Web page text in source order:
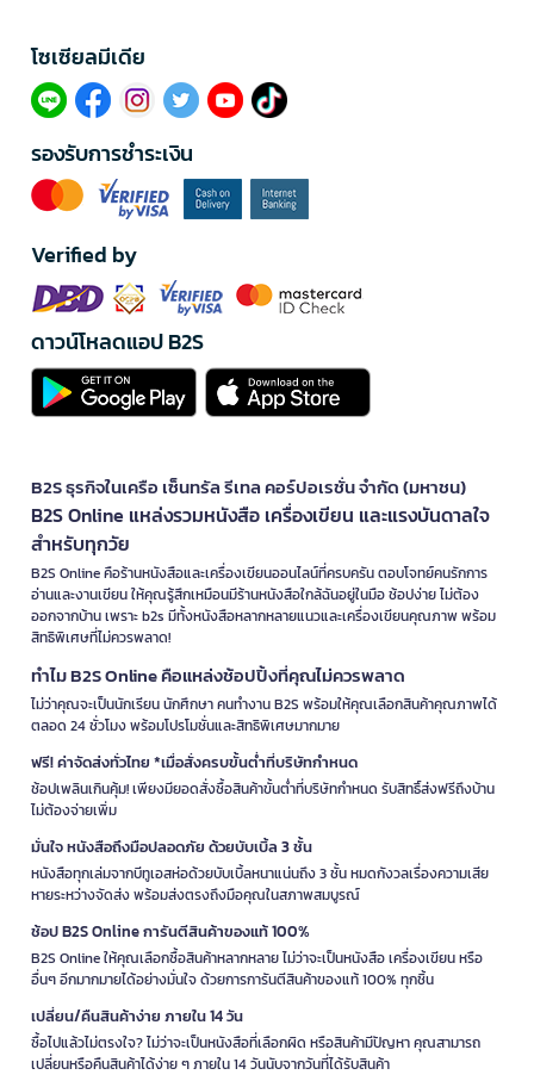
โซเซียลมีเดีย​
รองรับการชำระเงิน
Verified by
ดาวน์โหลดแอป B2S
B2S ธุรกิจในเครือ เซ็นทรัล รีเทล คอร์ปอเรชั่น จำกัด (มหาชน)
B2S Online แหล่งรวมหนังสือ เครื่องเขียน และแรงบันดาลใจ
สำหรับทุกวัย
B2S Online คือร้านหนังสือและเครื่องเขียนออนไลน์ที่ครบครัน ตอบโจทย์คนรักการ
อ่านและงานเขียน ให้คุณรู้สึกเหมือนมีร้านหนังสือใกล้ฉันอยู่ในมือ ช้อปง่าย ไม่ต้อง
ออกจากบ้าน เพราะ b2s มีทั้งหนังสือหลากหลายแนวและเครื่องเขียนคุณภาพ พร้อม
สิทธิพิเศษที่ไม่ควรพลาด!
ทำไม B2S Online คือแหล่งช้อปปิ้งที่คุณไม่ควรพลาด
ไม่ว่าคุณจะเป็นนักเรียน นักศึกษา คนทำงาน B2S พร้อมให้คุณเลือกสินค้าคุณภาพได้
ตลอด 24 ชั่วโมง พร้อมโปรโมชั่นและสิทธิพิเศษมากมาย
ฟรี! ค่าจัดส่งทั่วไทย *เมื่อสั่งครบขั้นต่ำที่บริษัทกำหนด
ช้อปเพลินเกินคุ้ม! เพียงมียอดสั่งซื้อสินค้าขั้นต่ำที่บริษัทกำหนด รับสิทธิ์ส่งฟรีถึงบ้าน
ไม่ต้องจ่ายเพิ่ม
มั่นใจ หนังสือถึงมือปลอดภัย ด้วยบับเบิ้ล 3 ชั้น
หนังสือทุกเล่มจากบีทูเอสห่อด้วยบับเบิ้ลหนาแน่นถึง 3 ชั้น หมดกังวลเรื่องความเสีย
หายระหว่างจัดส่ง พร้อมส่งตรงถึงมือคุณในสภาพสมบูรณ์
ช้อป B2S Online การันตีสินค้าของแท้ 100%
B2S Online ให้คุณเลือกซื้อสินค้าหลากหลาย ไม่ว่าจะเป็นหนังสือ เครื่องเขียน หรือ
อื่นๆ อีกมากมายได้อย่างมั่นใจ ด้วยการการันตีสินค้าของแท้ 100% ทุกชิ้น
เปลี่ยน/คืนสินค้าง่าย ภายใน 14 วัน
ซื้อไปแล้วไม่ตรงใจ? ไม่ว่าจะเป็นหนังสือที่เลือกผิด หรือสินค้ามีปัญหา คุณสามารถ
เปลี่ยนหรือคืนสินค้าได้ง่าย ๆ ภายใน 14 วันนับจากวันที่ได้รับสินค้า